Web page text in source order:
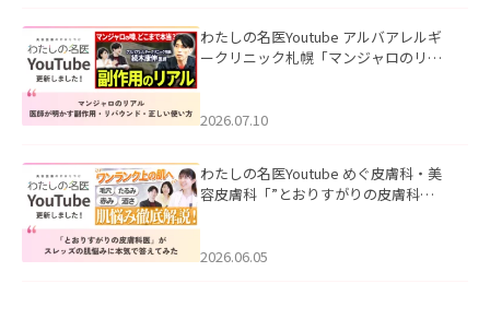
わたしの名医Youtube アルバアレルギ
ークリニック札幌「マンジャロのリア
た。
2026.07.10
わたしの名医Youtube めぐ皮膚科・美
容皮膚科「”とおりすがりの皮膚科
2026.06.05